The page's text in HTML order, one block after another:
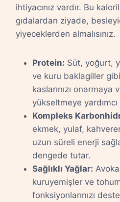
ihtiyacınız vardır. Bu
gıdalardan ziyade,
yiyeceklerden almalısınız.
Protein: Süt, yoğurt,
ve kuru baklagiller
kaslarınızı onarmaya
yükseltmeye yardımcı
Kompleks
ekmek, yulaf,
uzun süreli enerji
dengede tutar.
Sağlıklı Yağlar:
kuruyemişler ve
fonksiyonlarınızı